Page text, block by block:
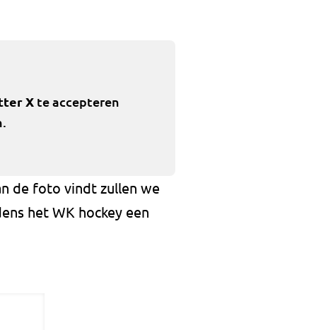
Xte accepteren
de foto vindt zullen we
het WK hockey een